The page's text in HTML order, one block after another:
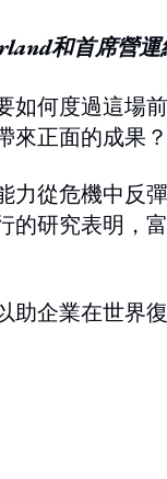
和首席營
如何度過這場
來正面的成果？
力從危機中反
的研究表明，
企業在世界